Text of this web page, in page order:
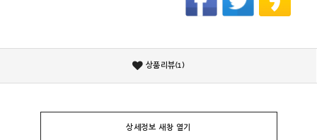
상품리뷰(1)
상세정보 새창 열기